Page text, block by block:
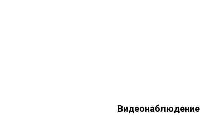
Видеонаблюдение